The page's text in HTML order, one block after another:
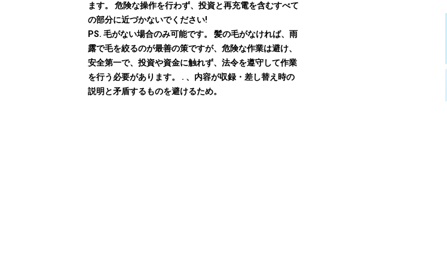
ます。 危険な操作を行わず、投資と再充電を含むすべて
の部分に近づかないでください!
PS. 毛がない場合のみ可能です。 髪の毛がなければ、雨
露で毛を絞るのが最善の策ですが、危険な作業は避け、
安全第一で、投資や資金に触れず、法令を遵守して作業
を行う必要があります。 . 、内容が収録・差し替え時の
説明と矛盾するものを避けるため。